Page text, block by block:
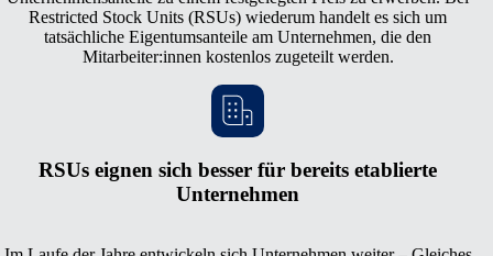
Restricted Stock Units (RSUs) wiederum handelt es sich um
tatsächliche Eigentumsanteile am Unternehmen, die den
Mitarbeiter:innen kostenlos zugeteilt werden.
RSUs eignen sich besser für bereits etablierte
Unternehmen